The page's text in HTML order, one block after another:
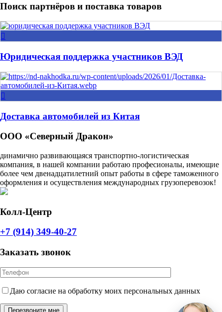
Поиск партнёров и поставка товаров
Юридическая поддержка участников ВЭД
Доставка автомобилей из Китая
ООО «Северный Дракон»
динамично развивающаяся транспортно-логистическая
компания, в нашей компании работаю професионалы, имеющие
более чем двенадцатилетний опыт работы в сфере таможенного
оформления и осуществления международных грузоперевозок!
Колл-Центр
+7 (914) 349-40-27
Заказать звонок
Даю согласие на обработку моих персональных данных